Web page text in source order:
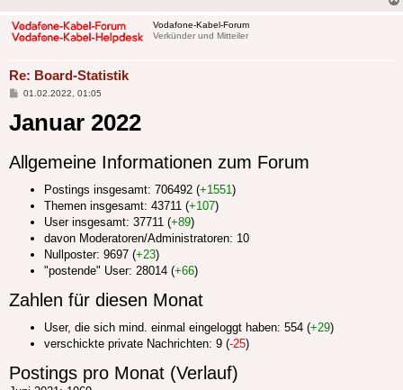
Vodafone-Kabel-Forum
Verkünder und Mitteiler
Re: Board-Statistik
Beitrag
01.02.2022, 01:05
Januar 2022
Allgemeine Informationen zum Forum
Postings insgesamt: 706492 (+1551)
Themen insgesamt: 43711 (+107)
User insgesamt: 37711 (+89)
davon Moderatoren/Administratoren: 10
Nullposter: 9697 (+23)
"postende" User: 28014 (+66)
Zahlen für diesen Monat
User, die sich mind. einmal eingeloggt haben: 554 (+29)
verschickte private Nachrichten: 9 (-25)
Postings pro Monat (Verlauf)